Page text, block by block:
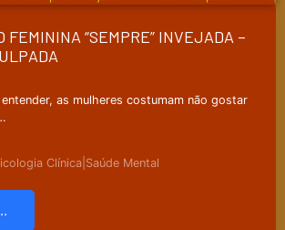
FEMININA “SEMPRE” INVEJADA –
as mulheres costumam não gostar
Clínica Saúde Mental